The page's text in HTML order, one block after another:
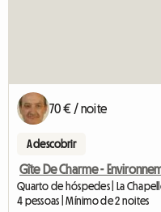
70 € / noite
A descobrir
Gîte De Charme -
Quarto de hóspedes | La
4 pessoas | Mínimo de 2 noites